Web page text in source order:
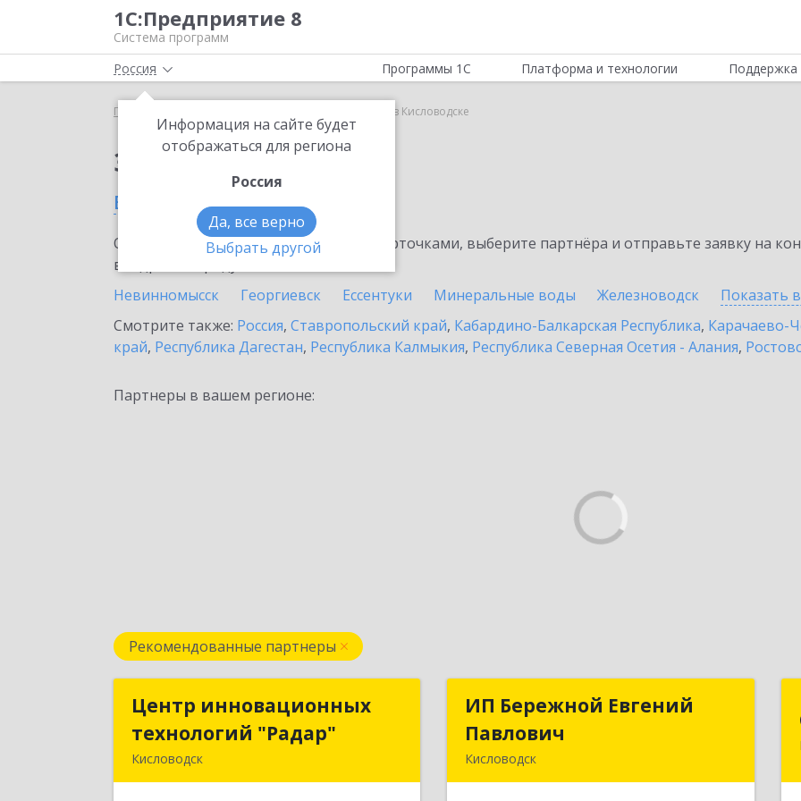
1С:Предприятие 8
Система программ
Россия
Информация на сайте будет
отображаться для региона
Россия
Да, все верно
Выбрать другой
Программы 1С Платформа и технологии Поддержка
Главная 1С:Кредит в Кисловодске
Заказать 1С:Кредит
в Кисловодске
Ознакомьтесь с информационными карточками, выберите партнёра и отправьте заявку на
внедрение продукта.
Невинномысск
Георгиевск Ессентуки Минеральные воды Железноводск Показать
Смотрите также: Россия, Ставропольский край, Кабардино-Балкарская Республика, Карачаево-
край, Республика Дагестан, Республика Калмыкия, Республика Северная Осетия - Алания,
Партнеры в вашем регионе:
Рекомендованные партнеры
Центр инновационных
технологий "Радар"
Кисловодск
Центр инновационных
технологий "Радар"
ИП Бережной Евгений
Павлович
Кисловодск
ИП Бережной Евгений